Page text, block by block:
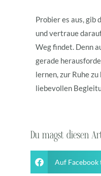
Probier es aus, gib
und vertraue
Weg findet. Denn
gerade
lernen, zur Ruhe
liebevollen
Du magst diesen
Auf Facebook